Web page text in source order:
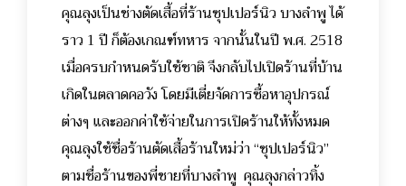
คุณลุงเป็นช่างตัดเสื้อที่ร้านซุปเปอร์นิว บางลำพู ได้
ราว 1 ปี ก็ต้องเกณฑ์ทหาร จากนั้นในปี พ.ศ. 2518
เมื่อครบกำหนดรับใช้ชาติ จึงกลับไปเปิดร้านที่บ้าน
เกิดในตลาดคอวัง โดยมีเตี่ยจัดการซื้อหาอุปกรณ์
ต่างๆ และออกค่าใช้จ่ายในการเปิดร้านให้ทั้งหมด
คุณลุงใช้ชื่อร้านตัดเสื้อร้านใหม่ว่า “ซุปเปอร์นิว”
ตามชื่อร้านของพี่ชายที่บางลำพู คุณลุงกล่าวทิ้ง